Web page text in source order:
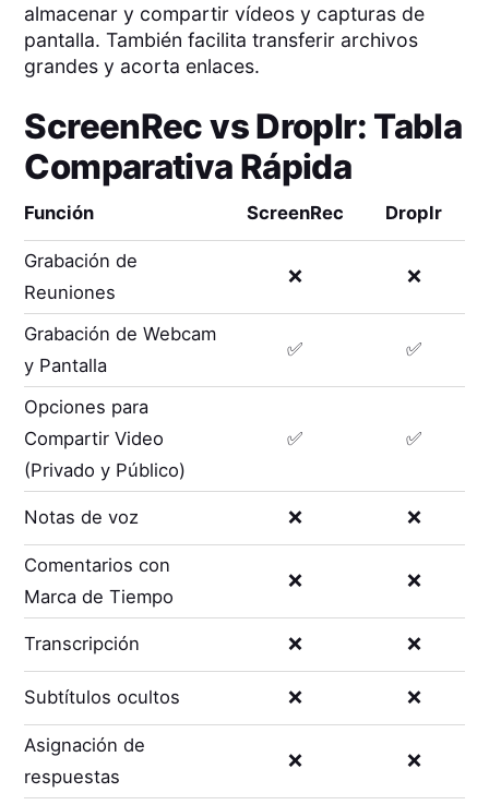
almacenar y compartir vídeos y capturas de
pantalla. También facilita transferir archivos
grandes y acorta enlaces.
ScreenRecvsDroplr: Tabla
Comparativa Rápida
Función ScreenRec Droplr
Grabación de
Reuniones
❌ ❌
Grabación de Webcam
y Pantalla
✅ ✅
Opciones para
Compartir Video
(Privado y Público)
✅ ✅
Notas de voz ❌ ❌
Comentarios con
Marca de Tiempo
❌ ❌
Transcripción ❌ ❌
Subtítulos ocultos ❌ ❌
Asignación de
respuestas
❌ ❌